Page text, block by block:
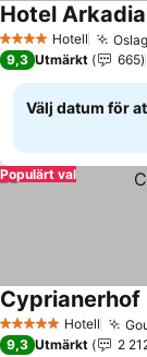
4 StjärnorHotell
Hotel Arkadia
9,3 Utmärkt 665
Välj datum för
Populärt val
5 Stjärnor Hotell
Cyprianerhof
9,3 Utmärkt 2